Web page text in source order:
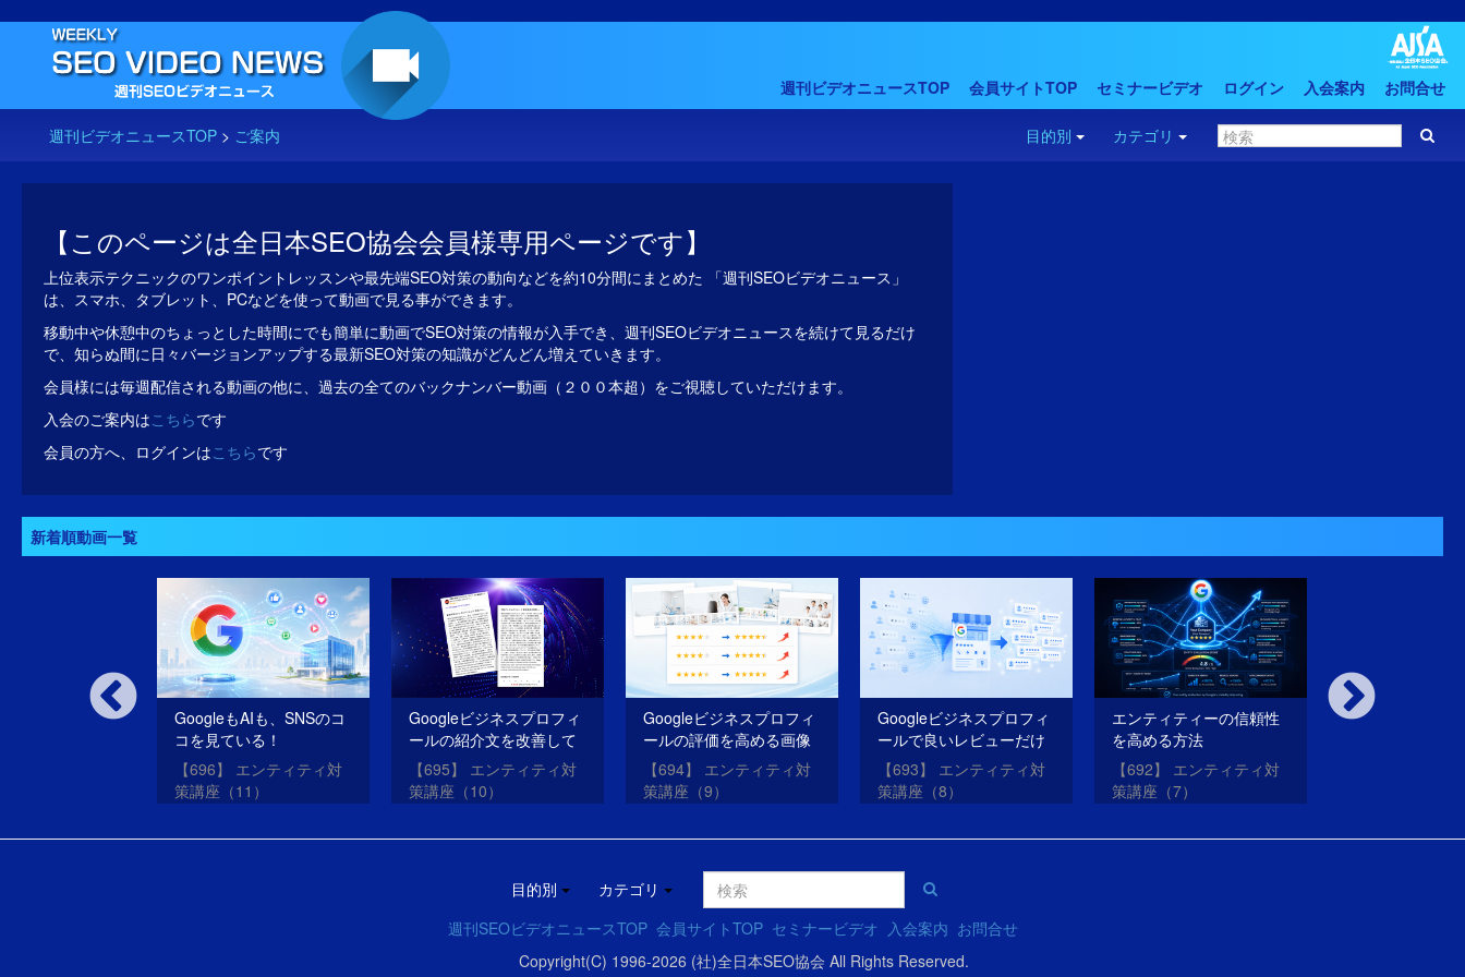
週刊ビデオニュースTOP 会員サイトTOP セミナービデオ ログイン 入会案内 お問合せ
週刊ビデオニュースTOP > ご案内 目的別 カテゴリ
【このページは全日本SEO協会会員様専用ページです】
上位表示テクニックのワンポイントレッスンや最先端SEO対策の動向などを約10分間にまとめた 「週刊SEOビデオニュース」
は、スマホ、タブレット、PCなどを使って動画で見る事ができます。
移動中や休憩中のちょっとした時間にでも簡単に動画でSEO対策の情報が入手でき、週刊SEOビデオニュースを続けて見るだけ
で、知らぬ間に日々バージョンアップする最新SEO対策の知識がどんどん増えていきます。
会員様には毎週配信される動画の他に、過去の全てのバックナンバー動画（２００本超）をご視聴していただけます。
入会のご案内はこちらです
会員の方へ、ログインはこちらです
新着順動画一覧
SEOだけのサ
GoogleもAIも、SNSのコ
コを見ている！
【696】 エンティティ対
策講座（11）
Googleビジネスプロフィ
ールの紹介文を改善して
SEO・MEO・AIOを成功
させる方法
【695】 エンティティ対
策講座（10）
Googleビジネスプロフィ
ールの評価を高める画像
を投稿する方法
【694】 エンティティ対
策講座（9）
Googleビジネスプロフィ
ールで良いレビューだけ
を獲得する方法
【693】 エンティティ対
策講座（8）
エンティティーの信頼性
を高める方法
【692】 エンティティ対
策講座（7）
内部対策も外部
目的別
カテゴリ
週刊SEOビデオニュースTOP 会員サイトTOP セミナービデオ 入会案内 お問合せ
Copyright(C) 1996-2026 (社)全日本SEO協会 All Rights Reserved.